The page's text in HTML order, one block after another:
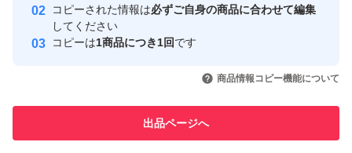
取引実績
引を完了させた実績があります
での取引実績があります
コピーされた情報は必ずご自身の商品に合わせて編集
してください
コピーは1商品につき1回です
商品情報コピー機能について
出品ページへ